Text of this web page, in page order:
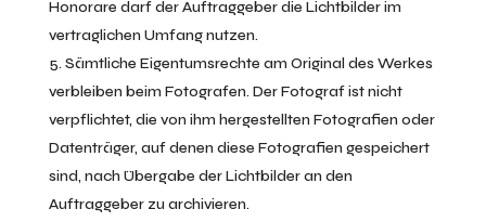
Honorare darf der Auftraggeber die Lichtbilder im
vertraglichen Umfang nutzen.
Sämtliche Eigentumsrechte am Original des Werkes
verbleiben beim Fotografen. Der Fotograf ist nicht
verpflichtet, die von ihm hergestellten Fotografien oder
Datenträger, auf denen diese Fotografien gespeichert
sind, nach Übergabe der Lichtbilder an den
Auftraggeber zu archivieren.